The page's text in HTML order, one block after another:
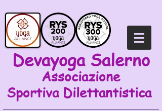
Devayoga Salerno
Associazione
Sportiva Dilettantistica